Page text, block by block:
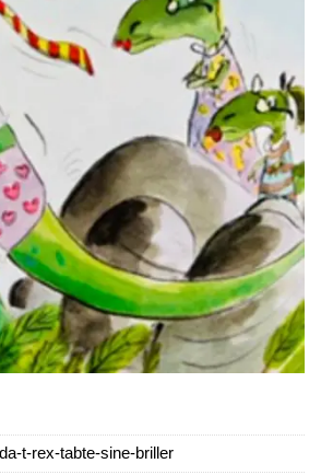
da-t-rex-tabte-sine-briller